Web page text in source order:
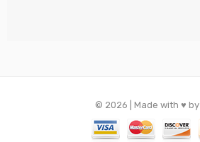
© 2026 | Made with ♥️ by